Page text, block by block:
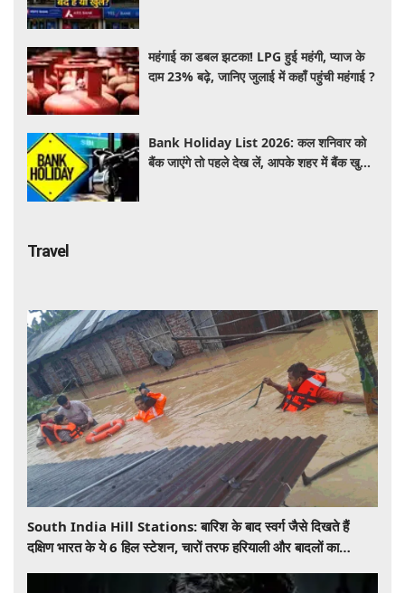
महंगाई का डबल झटका! LPG हुई महंगी, प्याज के
दाम 23% बढ़े, जानिए जुलाई में कहाँ पहुंची महंगाई ?
Bank Holiday List 2026: कल शनिवार को
बैंक जाएंगे तो पहले देख लें, आपके शहर में बैंक खुले
Travel
South India Hill Stations: बारिश के बाद स्वर्ग जैसे दिखते हैं
दक्षिण भारत के ये 6 हिल स्टेशन, चारों तरफ हरियाली और बादलों का